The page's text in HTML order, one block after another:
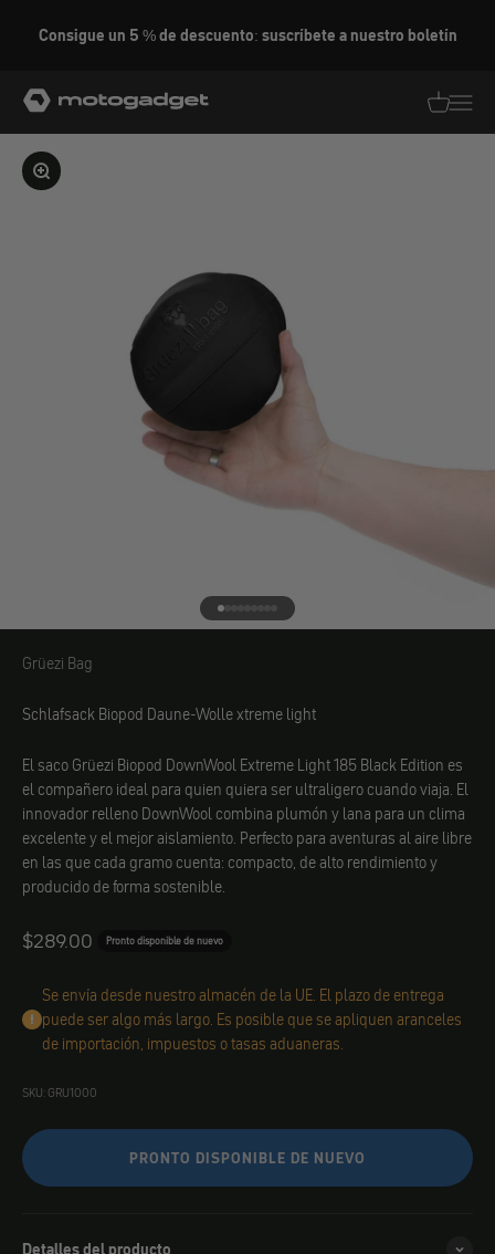
Consigue un 5 % de descuento: suscríbete a nuestro boletín
motogadget GmbH
Ampliar la imagen
Ir al elemento 1
Ir al elemento 2
Ir al elemento 3
Ir al elemento 4
Ir al elemento 5
Ir al elemento 6
Ir al elemento 7
Ir al elemento 8
Ir al elemento 9
Grüezi Bag
Grüezi Bag
Schlafsack Biopod Daune-Wolle xtreme light
El saco Grüezi Biopod DownWool Extreme Light 185 Black Edition es
el compañero ideal para quien quiera ser ultraligero cuando viaja. El
innovador relleno DownWool combina plumón y lana para un clima
excelente y el mejor aislamiento. Perfecto para aventuras al aire libre
en las que cada gramo cuenta: compacto, de alto rendimiento y
producido de forma sostenible.
Angebot
$289.00 Pronto disponible de nuevo
Se envía desde nuestro almacén de la UE. El plazo de entrega
puede ser algo más largo. Es posible que se apliquen aranceles
de importación, impuestos o tasas aduaneras.
SKU: GRU1000
PRONTO DISPONIBLE DE NUEVO
Detalles del producto